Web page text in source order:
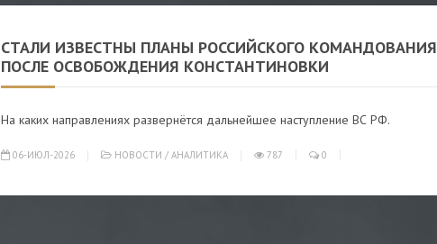
СТАЛИ ИЗВЕСТНЫ ПЛАНЫ РОССИЙСКОГО КОМАНДОВАНИЯ
ПОСЛЕ ОСВОБОЖДЕНИЯ КОНСТАНТИНОВКИ
На каких направлениях развернётся дальнейшее наступление ВС РФ.
06-ИЮЛ-2026 НОВОСТИ / АНАЛИТИКА 787 0